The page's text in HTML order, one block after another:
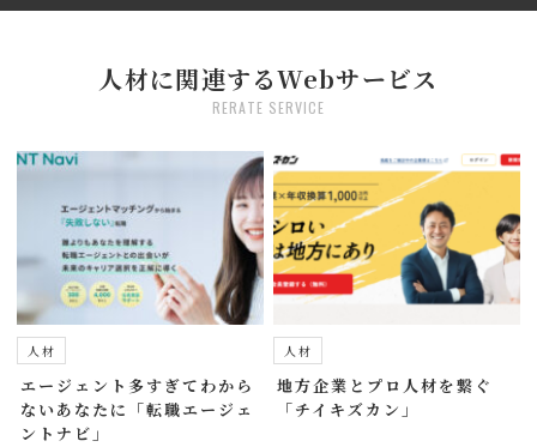
人材に関連するWebサービス
RERATE SERVICE
人材
エージェント多すぎてわから
ないあなたに「転職エージェ
ントナビ」
人材
地方企業とプロ人材を繋ぐ
「チイキズカン」